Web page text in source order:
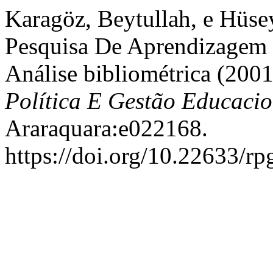
Karagöz, Beytullah, e
Pesquisa De
Análise bibliométrica
Política E Gestão
Araraquara:e022168.
https://doi.org/10.22633/